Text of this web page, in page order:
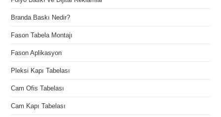
Branda Baskı Nedir?
Fason Tabela Montajı
Fason Aplikasyon
Pleksi Kapı Tabelası
Cam Ofis Tabelası
Cam Kapı Tabelası